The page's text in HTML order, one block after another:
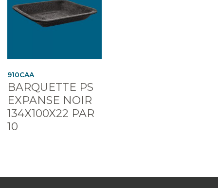
910CAA
BARQUETTE PS
EXPANSE NOIR
134X100X22 PAR
10